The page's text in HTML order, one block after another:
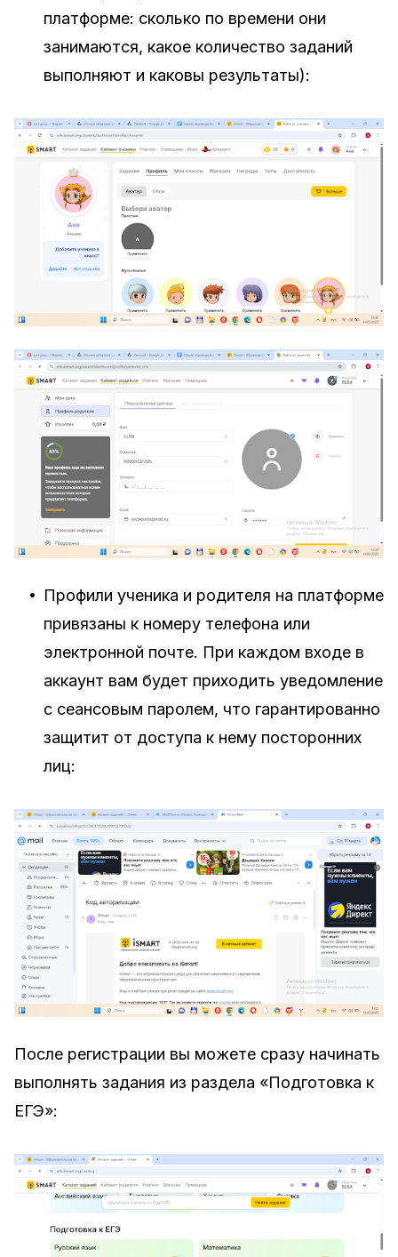
платформе: сколько по времени они
занимаются, какое количество заданий
выполняют и каковы результаты):
• Профили ученика и родителя на платформе
привязаны к номеру телефона или
электронной почте. При каждом входе в
аккаунт вам будет приходить уведомление
с сеансовым паролем, что гарантированно
защитит от доступа к нему посторонних
лиц:
После регистрации вы можете сразу начинать
выполнять задания из раздела «Подготовка к
ЕГЭ»: